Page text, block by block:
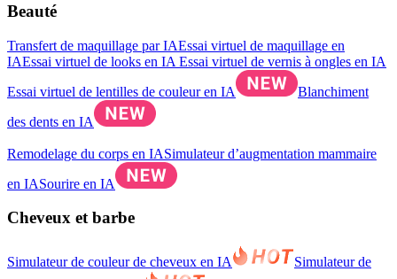
Beauté
Transfert de maquillage par IAEssai virtuel de maquillage en
IAEssai virtuel de looks en IA Essai virtuel de vernis à ongles en IA
Essai virtuel de lentilles de couleur en IA
Blanchiment
des dents en IA
Remodelage du corps en IASimulateur d’augmentation mammaire
en IASourire en IA
Cheveux et barbe
Simulateur de couleur de cheveux en IA
Simulateur de